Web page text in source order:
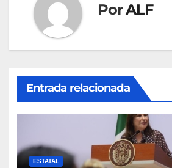
PorALF
Entrada relacionada
ESTATAL